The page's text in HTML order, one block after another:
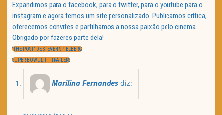
Expandimos para o facebook, para o twitter, para o youtube para o
instagram e agora temos um site personalizado. Publicamos crítica,
oferecemos convites e partilhamos a nossa paixão pelo cinema.
Obrigado por fazeres parte dela!
Navegação
de
artigos
PREVIOUS
“THE POST” DE STEVEN SPIELBERG
NEXT
SUPER BOWL LII – TRAILERS
Marilina Fernandes diz: